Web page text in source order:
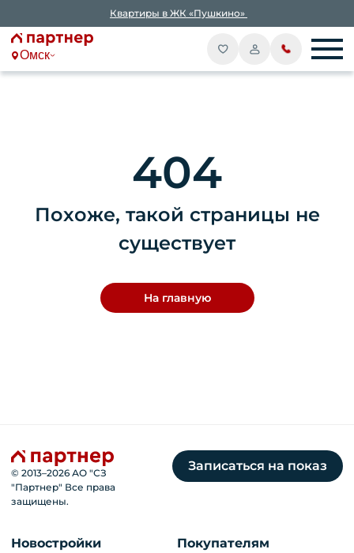
Квартиры в ЖК «Пушкино»
Омск
404
Похоже, такой страницы не
существует
На главную
© 2013–2026 АО "СЗ
"Партнер" Все права
защищены.
Записаться на показ
Новостройки Покупателям